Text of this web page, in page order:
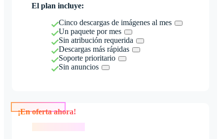
El plan incluye:
Cinco descargas de imágenes al mes
Un paquete por mes
Sin atribución requerida
Descargas más rápidas
Soporte prioritario
Sin anuncios